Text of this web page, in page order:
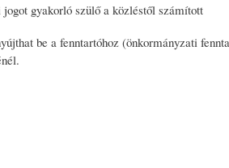
gyakorló szülő a közléstől számított
be a fenntartóhoz (önkormányzati